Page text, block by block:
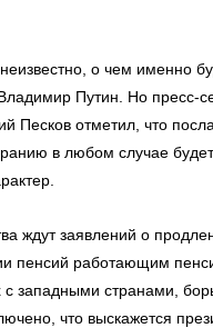
о чем именно
Путин. Но пресс-
Песков отметил, что
в любом случае
ждут заявлений о
пенсий работающим
с западными странами,
что выскажется